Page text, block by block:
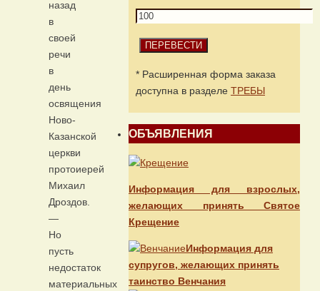
назад
в
своей
речи
в
день
освящения
Ново-
Казанской
церкви
протоиерей
Михаил
Дроздов.
—
Но
пусть
недостаток
материальных
* Расширенная форма заказа
доступна в разделе ТРЕБЫ
ОБЪЯВЛЕНИЯ
Информация для взрослых,
желающих принять Святое
Крещение
Информация для
супругов, желающих принять
таинство Венчания